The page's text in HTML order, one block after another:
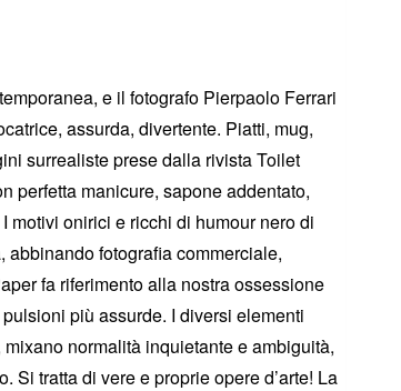
e il fotografo Pierpaolo Ferrari
assurda, divertente. Piatti, mug,
surrealiste prese dalla rivista Toilet
perfetta manicure, sapone addentato,
motivi onirici e ricchi di humour nero di
fotografia commerciale,
fa riferimento alla nostra ossessione
più assurde. I diversi elementi
normalità inquietante e ambiguità,
Si tratta di vere e proprie opere d’arte! La